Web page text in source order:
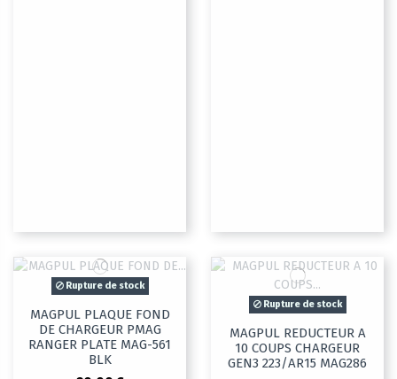
Rupture de stock
MAGPUL PLAQUE FOND
DE CHARGEUR PMAG
RANGER PLATE MAG-561
BLK
Rupture de stock
MAGPUL REDUCTEUR A
10 COUPS CHARGEUR
GEN3 223/AR15 MAG286